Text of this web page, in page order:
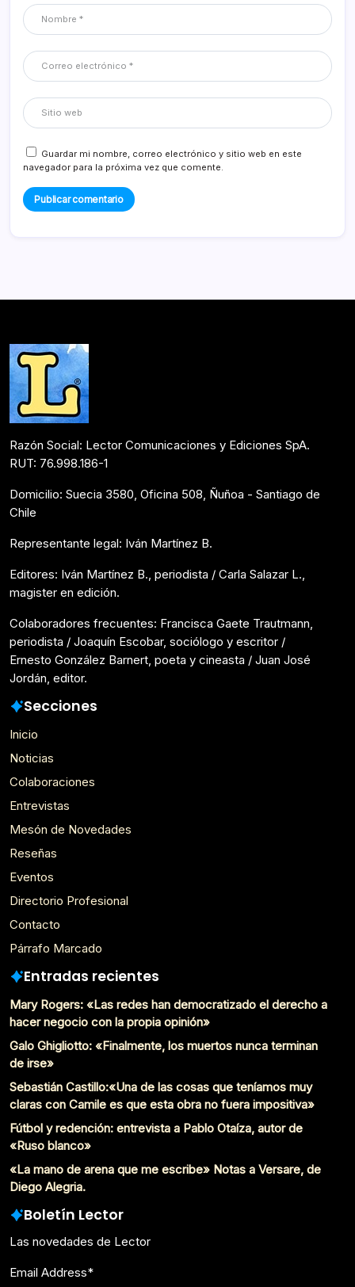
Guardar mi nombre, correo electrónico y sitio web en este
navegador para la próxima vez que comente.
Razón Social: Lector Comunicaciones y Ediciones SpA.
RUT: 76.998.186-1
Domicilio: Suecia 3580, Oficina 508, Ñuñoa - Santiago de
Chile
Representante legal: Iván Martínez B.
Editores: Iván Martínez B., periodista / Carla Salazar L.,
magister en edición.
Colaboradores frecuentes: Francisca Gaete Trautmann,
periodista / Joaquín Escobar, sociólogo y escritor /
Ernesto González Barnert, poeta y cineasta / Juan José
Jordán, editor.
Secciones
Inicio
Noticias
Colaboraciones
Entrevistas
Mesón de Novedades
Reseñas
Eventos
Directorio Profesional
Contacto
Párrafo Marcado
Entradas recientes
Mary Rogers: «Las redes han democratizado el derecho a
hacer negocio con la propia opinión»
Galo Ghigliotto: «Finalmente, los muertos nunca terminan
de irse»
Sebastián Castillo:«Una de las cosas que teníamos muy
claras con Camile es que esta obra no fuera impositiva»
Fútbol y redención: entrevista a Pablo Otaíza, autor de
«Ruso blanco»
«La mano de arena que me escribe» Notas a Versare, de
Diego Alegria.
Boletín Lector
Las novedades de Lector
Email Address*